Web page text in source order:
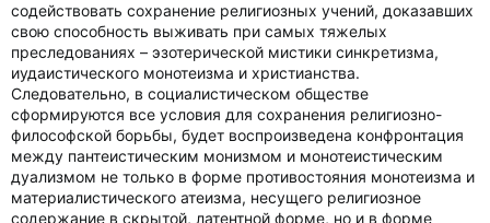
содействовать сохранение религиозных учений, доказавших
свою способность выживать при самых тяжелых
преследованиях – эзотерической мистики синкретизма,
иудаистического монотеизма и христианства.
Следовательно, в социалистическом обществе
сформируются все условия для сохранения религиозно-
философской борьбы, будет воспроизведена конфронтация
между пантеистическим монизмом и монотеистическим
дуализмом не только в форме противостояния монотеизма и
материалистического атеизма, несущего религиозное
содержание в скрытой, латентной форме, но и в форме